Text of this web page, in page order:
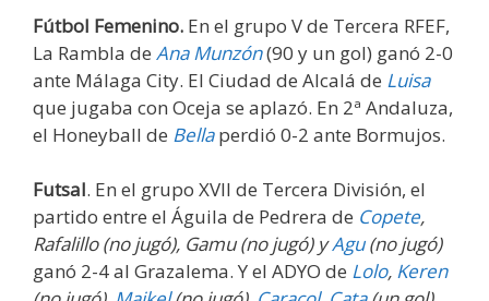
Fútbol Femenino. En el grupo V de Tercera RFEF,
La Rambla de Ana Munzón(90 y un gol) ganó 2-0
ante Málaga City. El Ciudad de Alcalá de Luisa
que jugaba con Oceja se aplazó. En 2ª Andaluza,
el Honeyball de Bellaperdió 0-2 ante Bormujos.
Futsal. En el grupo XVII de Tercera División, el
partido entre el Águila de Pedrera de Copete,
Rafalillo (no jugó), Gamu (no jugó) yAgu(no jugó)
ganó 2-4 al Grazalema. Y el ADYO de Lolo, Keren